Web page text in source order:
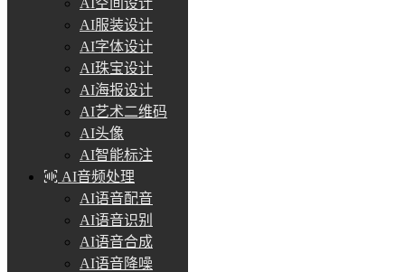
AI空间设计
AI服装设计
AI字体设计
AI珠宝设计
AI海报设计
AI艺术二维码
AI头像
AI智能标注
AI音频处理
AI语音配音
AI语音识别
AI语音合成
AI语音降噪